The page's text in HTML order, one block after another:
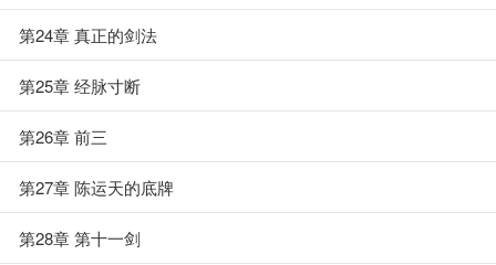
第24章 真正的剑法
第25章 经脉寸断
第26章 前三
第27章 陈运天的底牌
第28章 第十一剑